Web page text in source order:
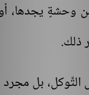
وحشةٍ يجدها،
ذلك.
التَّوكل، بل مجرد